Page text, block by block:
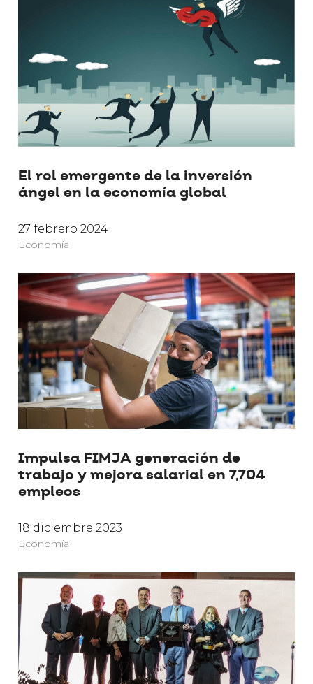
El rol emergente de la inversión
ángel en la economía global
27 febrero 2024
Economía
Impulsa FIMJA generación de
trabajo y mejora salarial en 7,704
empleos
18 diciembre 2023
Economía